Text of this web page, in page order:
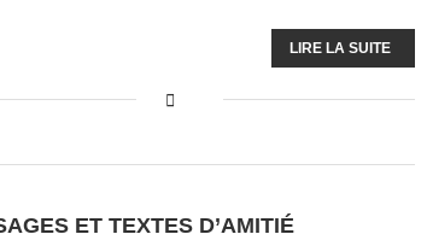
LIRE LA SUITE
ET TEXTES D’AMITIÉ